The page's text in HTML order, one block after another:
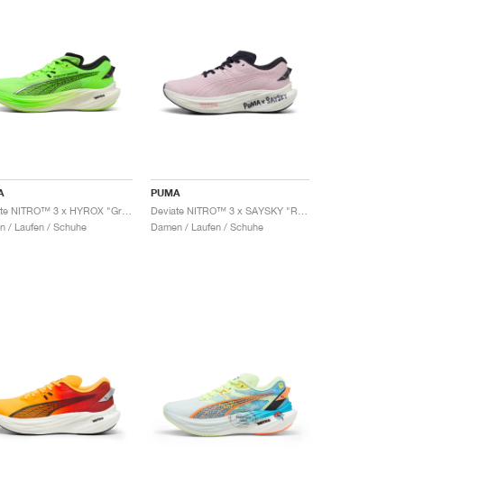
Deviate NITRO™ 3 x HYROX "Green Glare"
/ Laufen / Schuhe
PUMA
Damen / Laufen / Schuhe